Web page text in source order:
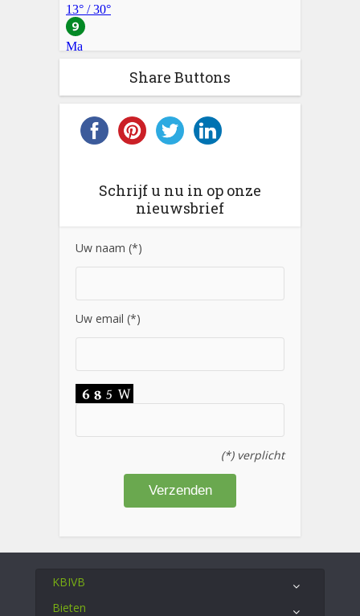
Share Buttons
Schrijf u nu in op onze
nieuwsbrief
Uw naam (*)
Uw email (*)
(*) verplicht
KBIVB
Bieten